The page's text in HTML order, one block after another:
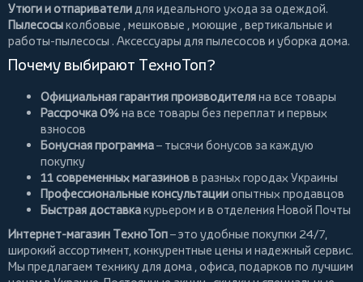
Утюги и отпаривателидля идеального ухода за одеждой.
Пылесосыколбовые ,мешковые ,моющие ,вертикальные и
работы-пылесосы . Аксессуары для пылесосов и уборка дома.
Почему выбирают ТехноТоп?
Официальная гарантия производителяна все товары
Рассрочка 0%на все товары без переплат и первых
взносов
Бонусная программа– тысячи бонусов за каждую
покупку
11 современных магазиновв разных городах Украины
Профессиональные консультацииопытных продавцов
Быстрая доставкакурьером и в отделения Новой Почты
Интернет-магазин ТехноТоп– это удобные покупки 24/7,
широкий ассортимент, конкурентные цены и надежный сервис.
Мы предлагаем технику для дома , офиса, подарков по лучшим